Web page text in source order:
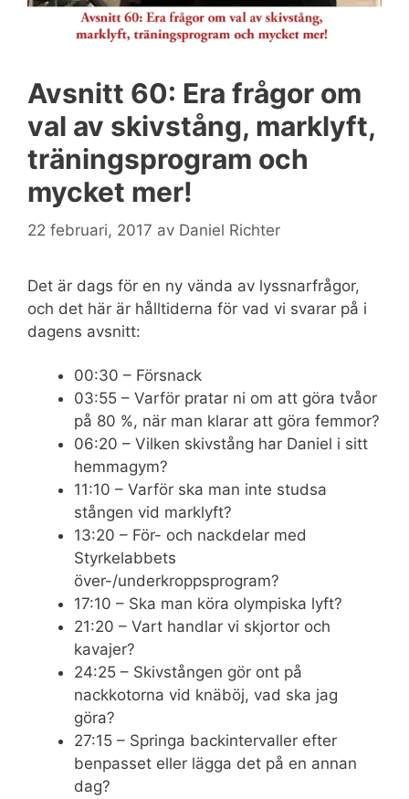
Avsnitt 60: Era frågor om
val av skivstång, marklyft,
träningsprogram och
mycket mer!
22 februari, 2017 av Daniel Richter
Det är dags för en ny vända av lyssnarfrågor,
och det här är hålltiderna för vad vi svarar på i
dagens avsnitt:
00:30 – Försnack
03:55 – Varför pratar ni om att göra tvåor
på 80 %, när man klarar att göra femmor?
06:20 – Vilken skivstång har Daniel i sitt
hemmagym?
11:10 – Varför ska man inte studsa
stången vid marklyft?
13:20 – För- och nackdelar med
Styrkelabbets
över-/underkroppsprogram?
17:10 – Ska man köra olympiska lyft?
21:20 – Vart handlar vi skjortor och
kavajer?
24:25 – Skivstången gör ont på
nackkotorna vid knäböj, vad ska jag
göra?
27:15 – Springa backintervaller efter
benpasset eller lägga det på en annan
dag?